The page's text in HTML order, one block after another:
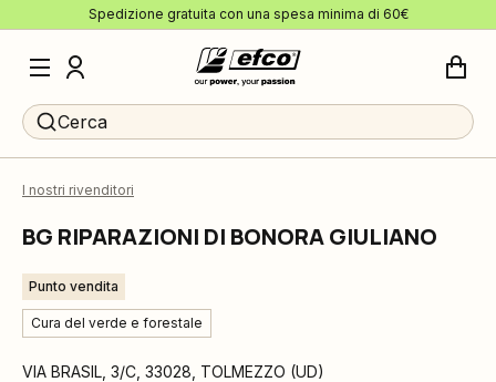
Spedizione gratuita con una spesa minima di 60€
Cerca
I nostri rivenditori
BG RIPARAZIONI DI BONORA GIULIANO
Punto vendita
Cura del verde e forestale
VIA BRASIL, 3/C 33028 TOLMEZZO (UD)